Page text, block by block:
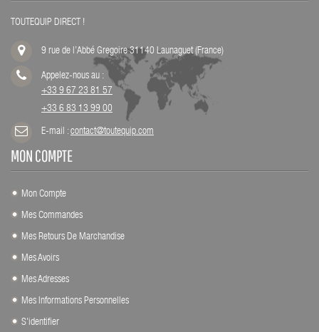
TOUTEQUIP DIRECT !
9 rue de l’Abbé Gregoire 31140 Launaguet (France)
Appelez-nous au :
+33 9 67 23 81 57
+33 6 83 13 99 00
E-mail : contact@toutequip.com
MON COMPTE
Mon Compte
Mes Commandes
Mes Retours De Marchandise
Mes Avoirs
Mes Adresses
Mes Informations Personnelles
S'identifier